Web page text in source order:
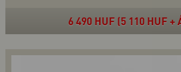
6 490 HUF (5 110 HUF +